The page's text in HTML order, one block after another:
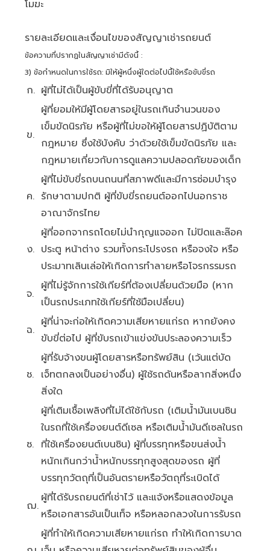
โมฆะ
รายละเอียดและเงื่อนไขของสัญญาเช่ารถยนต์
ข้อความที่ปรากฏในสัญญาเช่ามีดังนี้ :
3) ข้อกำหนดในการใช้รถ: มิให้ผู้หนึ่งผู้ใดต่อไปนี้ใช้หรือขับขี่รถ
ก. ผู้ที่ไม่ได้เป็นผู้ขับขี่ที่ได้รับอนุญาต
ข.
ผู้ที่ยอมให้มีผู้โดยสารอยู่ในรถเกินจำนวนของ
เข็มขัดนิรภัย หรือผู้ที่ไม่ขอให้ผู้โดยสารปฏิบัติตาม
กฎหมาย ซึ่งใช้บังคับ ว่าด้วยใช้เข็มขัดนิรภัย และ
กฎหมายเกี่ยวกับการดูแลความปลอดภัยของเด็ก
ค.
ผู้ที่ไม่ขับขี่รถบนถนนที่สภาพดีและมีการซ่อมบำรุง
รักษาตามปกติ ผู้ที่ขับขี่รถยนต์ออกไปนอกราช
อาณาจักรไทย
ง.
ผู้ที่ออกจากรถโดยไม่นำกุญแจออก ไม่ปิดและล๊อค
ประตู หน้าต่าง รวมทั้งกระโปรงรถ หรือจงใจ หรือ
ประมาทเลินเล่อให้เกิดการทำลายหรือโจรกรรมรถ
จ.
ผู้ที่ไม่รู้จักการใช้เกียร์ที่ต้องเปลี่ยนด้วยมือ (หาก
เป็นรถประเภทใช้เกียร์ที่ใช้มือเปลี่ยน)
ฉ.
ผู้ที่น่าจะก่อให้เกิดความเสียหายแก่รถ หากยังคง
ขับขี่ต่อไป ผู้ที่ขับรถเข้าแข่งขันประลองความเร็ว
ช.
ผู้ที่รับจ้างขนผู้โดยสารหรือทรัพย์สิน (เว้นแต่บัด
เจ็ทตกลงเป็นอย่างอื่น) ผู้ใช้รถดันหรือลากสิ่งหนึ่ง
สิ่งใด
ซ.
ผู้ที่เติมเชื้อเพลิงที่ไม่ได้ใช้กับรถ (เติมน้ำมันเบนซิน
ในรถที่ใช้เครื่องยนต์ดีเซล หรือเติมน้ำมันดีเซลในรถ
ที่ใช้เครื่องยนต์เบนซิน) ผู้ที่บรรทุกหรือขนส่งน้ำ
หนักเกินกว่าน้ำหนักบรรทุกสูงสุดของรถ ผู้ที่
บรรทุกวัตถุที่เป็นอันตรายหรือวัตถุที่ระเบิดได้
ฌ.
ผู้ที่ได้รับรถยนต์ที่เช่าไว้ และแจ้งหรือแสดงข้อมูล
หรือเอกสารอันเป็นเท็จ หรือหลอกลวงในการรับรถ
ผู้ที่ทำให้เกิดความเสียหายแก่รถ ทำให้เกิดการบาด